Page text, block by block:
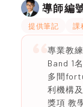
導師編
提供筆記 課
專業教
Band 1
多間
利機構
獎項 教